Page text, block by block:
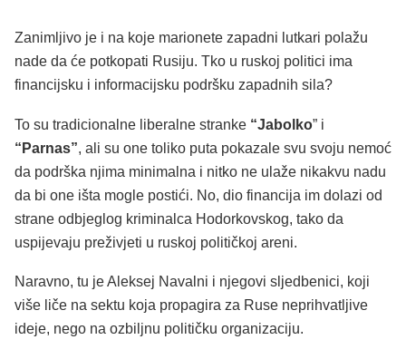
Zanimljivo je i na koje marionete zapadni lutkari polažu
nade da će potkopati Rusiju. Tko u ruskoj politici ima
financijsku i informacijsku podršku zapadnih sila?
To su tradicionalne liberalne stranke “Jabolko” i
“Parnas”, ali su one toliko puta pokazale svu svoju nemoć
da podrška njima minimalna i nitko ne ulaže nikakvu nadu
da bi one išta mogle postići. No, dio financija im dolazi od
strane odbjeglog kriminalca Hodorkovskog, tako da
uspijevaju preživjeti u ruskoj političkoj areni.
Naravno, tu je Aleksej Navalni i njegovi sljedbenici, koji
više liče na sektu koja propagira za Ruse neprihvatljive
ideje, nego na ozbiljnu političku organizaciju.